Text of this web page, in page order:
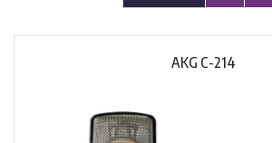
AKG C-214